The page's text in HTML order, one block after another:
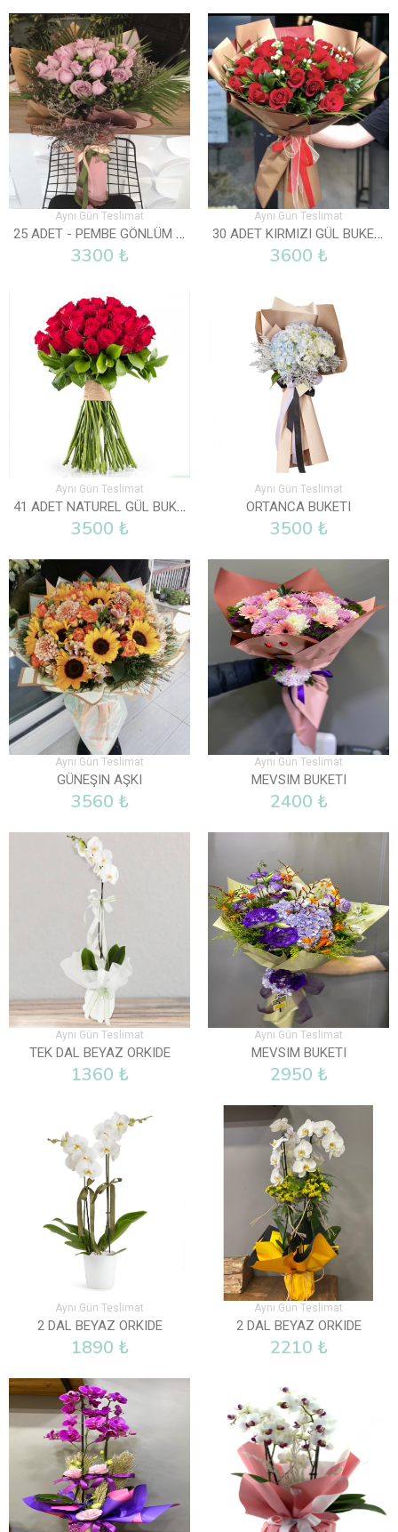
Aynı Gün Teslimat
25 ADET - PEMBE GÖNLÜM SENDE
3300 ₺
Aynı Gün Teslimat
30 ADET KIRMIZI GÜL BUKETI
3600 ₺
Aynı Gün Teslimat
41 ADET NATUREL GÜL BUKETI
3500 ₺
Aynı Gün Teslimat
ORTANCA BUKETI
3500 ₺
Aynı Gün Teslimat
GÜNEŞIN AŞKI
3560 ₺
Aynı Gün Teslimat
MEVSIM BUKETI
2400 ₺
Aynı Gün Teslimat
TEK DAL BEYAZ ORKIDE
1360 ₺
Aynı Gün Teslimat
MEVSIM BUKETI
2950 ₺
Aynı Gün Teslimat
2 DAL BEYAZ ORKIDE
1890 ₺
Aynı Gün Teslimat
2 DAL BEYAZ ORKIDE
2210 ₺